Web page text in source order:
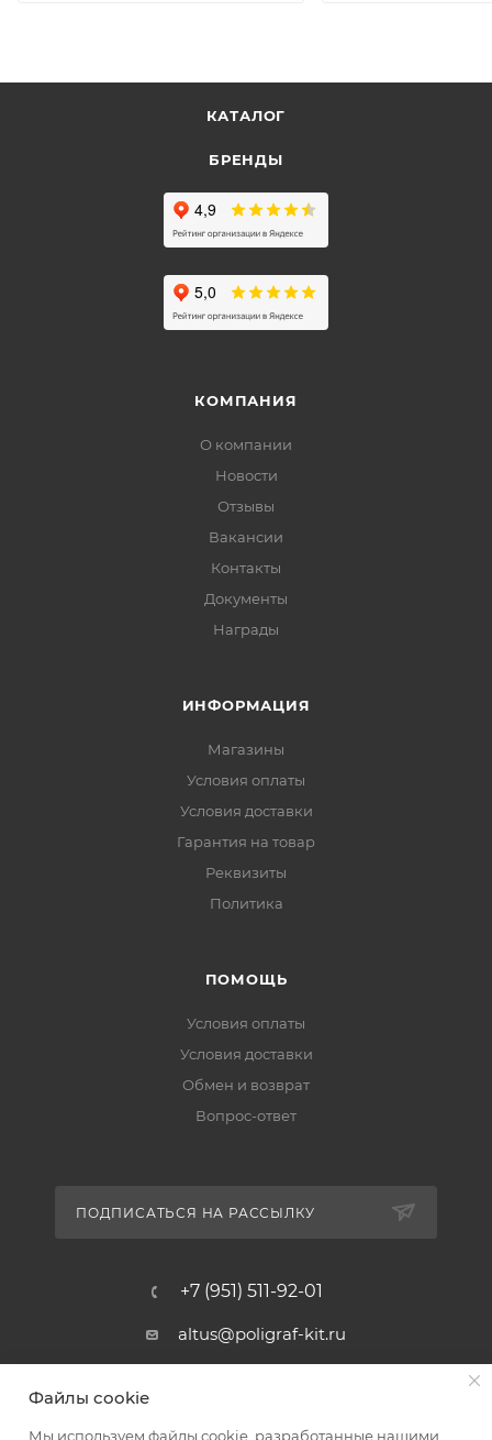
КАТАЛОГ
БРЕНДЫ
КОМПАНИЯ
О компании
Новости
Отзывы
Вакансии
Контакты
Документы
Награды
ИНФОРМАЦИЯ
Магазины
Условия оплаты
Условия доставки
Гарантия на товар
Реквизиты
Политика
ПОМОЩЬ
Условия оплаты
Условия доставки
Обмен и возврат
Вопрос-ответ
ПОДПИСАТЬСЯ НА РАССЫЛКУ
+7 (951) 511-92-01
altus@poligraf-kit.ru
Ростовская обл, Аксайский р-н,
Файлы cookie
Мы используем файлы cookie, разработанные нашими